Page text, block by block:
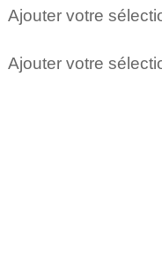
Ajouter votre
Ajouter votre